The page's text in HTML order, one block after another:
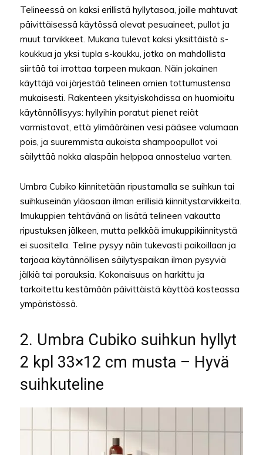
Telineessä on kaksi erillistä hyllytasoa, joille mahtuvat
päivittäisessä käytössä olevat pesuaineet, pullot ja
muut tarvikkeet. Mukana tulevat kaksi yksittäistä s-
koukkua ja yksi tupla s-koukku, jotka on mahdollista
siirtää tai irrottaa tarpeen mukaan. Näin jokainen
käyttäjä voi järjestää telineen omien tottumustensa
mukaisesti. Rakenteen yksityiskohdissa on huomioitu
käytännöllisyys: hyllyihin poratut pienet reiät
varmistavat, että ylimääräinen vesi pääsee valumaan
pois, ja suuremmista aukoista shampoopullot voi
säilyttää nokka alaspäin helppoa annostelua varten.
Umbra Cubiko kiinnitetään ripustamalla se suihkun tai
suihkuseinän yläosaan ilman erillisiä kiinnitystarvikkeita.
Imukuppien tehtävänä on lisätä telineen vakautta
ripustuksen jälkeen, mutta pelkkää imukuppikiinnitystä
ei suositella. Teline pysyy näin tukevasti paikoillaan ja
tarjoaa käytännöllisen säilytyspaikan ilman pysyviä
jälkiä tai porauksia. Kokonaisuus on harkittu ja
tarkoitettu kestämään päivittäistä käyttöä kosteassa
ympäristössä.
2. Umbra Cubiko suihkun hyllyt
2 kpl 33×12 cm musta – Hyvä
suihkuteline